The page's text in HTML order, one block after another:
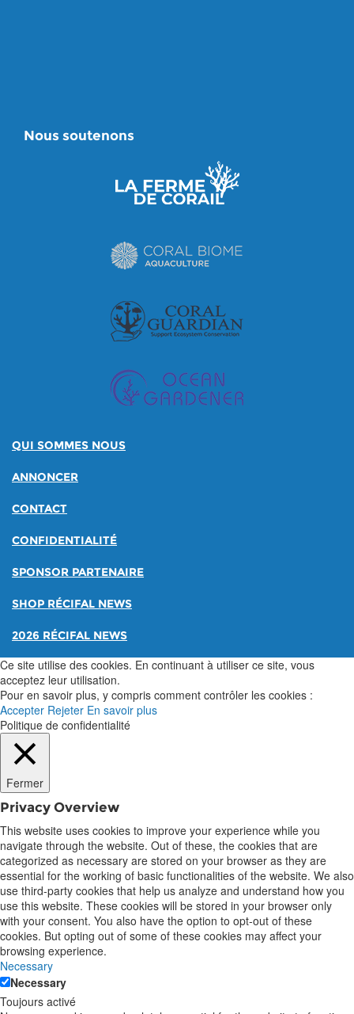
Nous soutenons
QUI SOMMES NOUS
ANNONCER
CONTACT
CONFIDENTIALITÉ
SPONSOR PARTENAIRE
SHOP RÉCIFAL NEWS
2026 RÉCIFAL NEWS
Ce site utilise des cookies. En continuant à utiliser ce site, vous
acceptez leur utilisation.
Pour en savoir plus, y compris comment contrôler les cookies :
Accepter Rejeter En savoir plus
Politique de confidentialité
Fermer
Privacy Overview
This website uses cookies to improve your experience while you
navigate through the website. Out of these, the cookies that are
categorized as necessary are stored on your browser as they are
essential for the working of basic functionalities of the website. We also
use third-party cookies that help us analyze and understand how you
use this website. These cookies will be stored in your browser only
with your consent. You also have the option to opt-out of these
cookies. But opting out of some of these cookies may affect your
browsing experience.
Necessary
Necessary
Toujours activé